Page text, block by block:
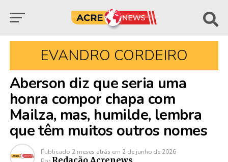
EVANDRO CORDEIRO
Aberson diz que seria uma
honra compor chapa com
Mailza, mas, humilde, lembra
que têm muitos outros nomes
Publicado 2 meses atrás em 2 de junho de 2026
Redação Acrenews